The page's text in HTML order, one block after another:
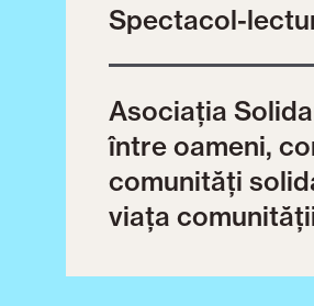
Spectacol-
Asociația
între oameni,
comunități
viața